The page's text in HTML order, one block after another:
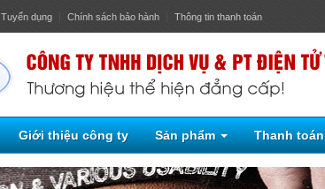
Tuyển dụng Chính sách bảo hành Thông tin thanh toán
Giới thiệu công ty Sản phẩm Thanh toán